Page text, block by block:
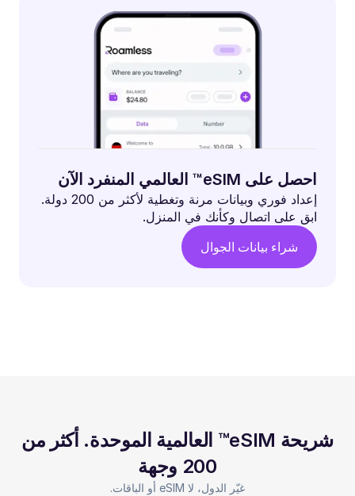
احصل على eSIM™ العالمي المنفرد الآن
إعداد فوري وبيانات مرنة وتغطية لأكثر من 200 دولة.
ابق على اتصال وكأنك في المنزل.
شراء بيانات الجوال
شريحة eSIM™ العالمية الموحدة. أكثر من
200 وجهة